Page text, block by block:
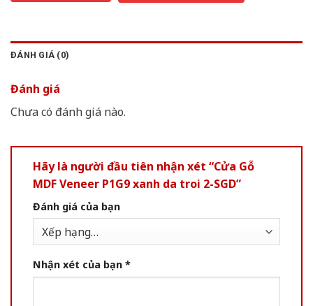
ĐÁNH GIÁ (0)
Đánh giá
Chưa có đánh giá nào.
Hãy là người đầu tiên nhận xét “Cửa Gỗ
MDF Veneer P1G9 xanh da troi 2-SGD”
Đánh giá của bạn
Nhận xét của bạn *